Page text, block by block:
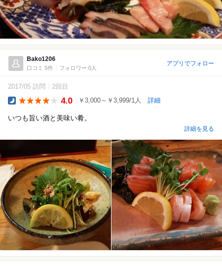
Bako1206
口コミ 5件 フォロワー 0人
アプリでフォロー
2017/05 訪問 2回目
4.0 ￥3,000～￥3,999/1人 詳細
いつも旨い酒と美味い肴。
詳細を見る